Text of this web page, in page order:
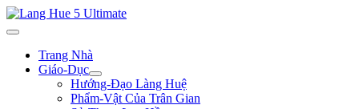
Trang Nhà
Giáo-Dục
Hướng-Đạo Làng Huệ
Phẩm-Vật Của Trân Gian